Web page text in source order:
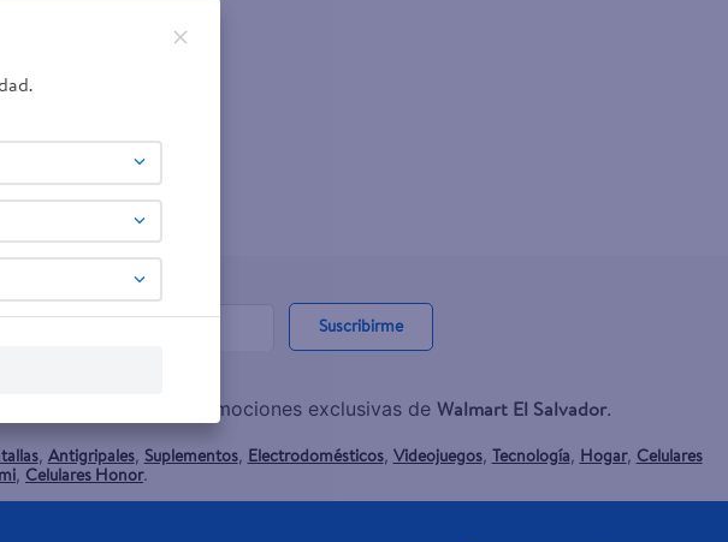
Suscribirme
envío de noticias y promociones exclusivas de Walmart El Salvador.
, Antigripales, Suplementos, Electrodomésticos, Videojuegos, Tecnología, Hogar, Celulares
, Celulares Honor.